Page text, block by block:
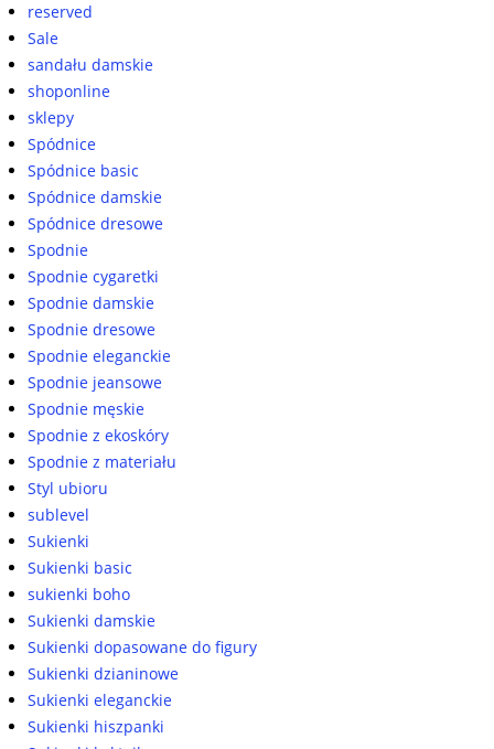
reserved
Sale
sandału damskie
shoponline
sklepy
Spódnice
Spódnice basic
Spódnice damskie
Spódnice dresowe
Spodnie
Spodnie cygaretki
Spodnie damskie
Spodnie dresowe
Spodnie eleganckie
Spodnie jeansowe
Spodnie męskie
Spodnie z ekoskóry
Spodnie z materiału
Styl ubioru
sublevel
Sukienki
Sukienki basic
sukienki boho
Sukienki damskie
Sukienki dopasowane do figury
Sukienki dzianinowe
Sukienki eleganckie
Sukienki hiszpanki